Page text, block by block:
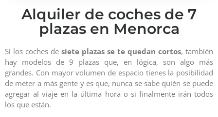
Alquiler de coches de 7
plazas en Menorca
Si los coches de siete plazas se te quedan cortos, también
hay modelos de 9 plazas que, en lógica, son algo más
grandes. Con mayor volumen de espacio tienes la posibilidad
de meter a más gente y es que, nunca se sabe quién se puede
agregar al viaje en la última hora o si finalmente irán todos
los que están.